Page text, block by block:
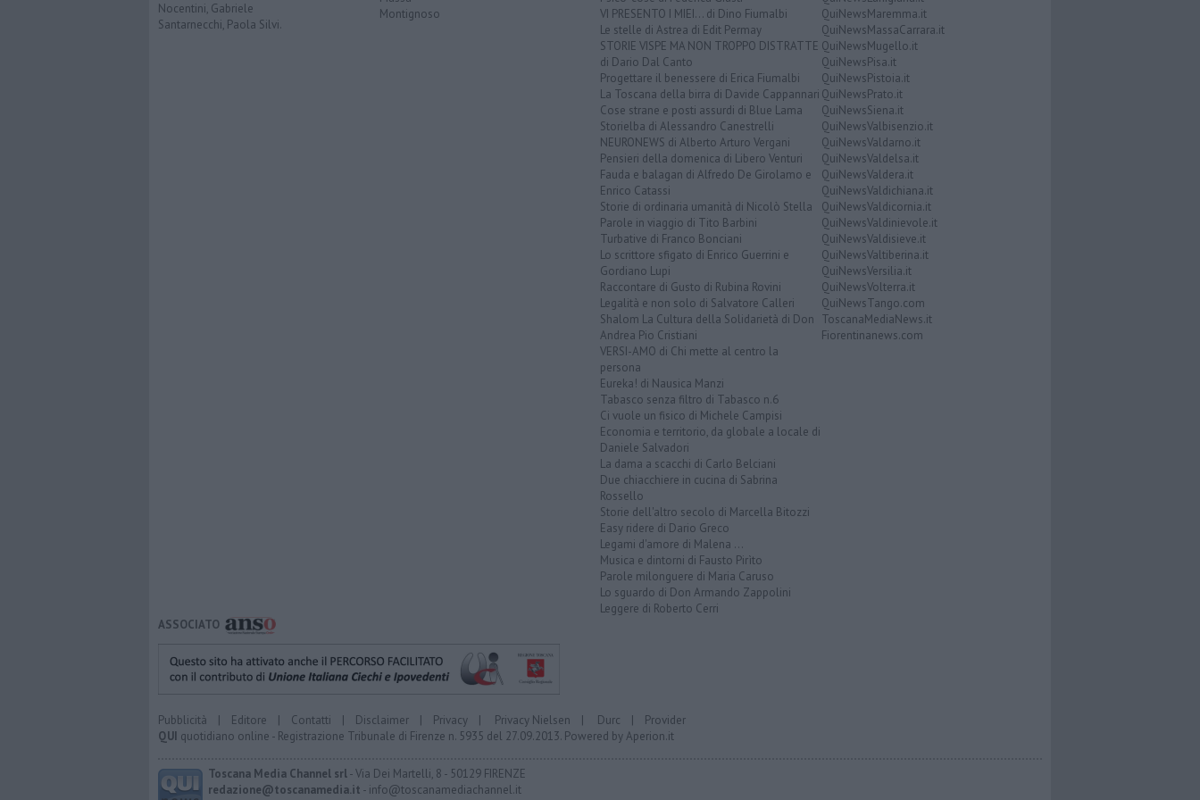
Nocentini, Gabriele
Santarnecchi, Paola Silvi.
Montignoso
VI PRESENTO I MIEI... di Dino Fiumalbi
Le stelle di Astrea di Edit Permay
STORIE VISPE MA NON TROPPO DISTRATTE
di Dario Dal Canto
Progettare il benessere di Erica Fiumalbi
La Toscana della birra di Davide Cappannari
Cose strane e posti assurdi di Blue Lama
Storielba di Alessandro Canestrelli
NEURONEWS di Alberto Arturo Vergani
Pensieri della domenica di Libero Venturi
Fauda e balagan di Alfredo De Girolamo e
Enrico Catassi
Storie di ordinaria umanità di Nicolò Stella
Parole in viaggio di Tito Barbini
Turbative di Franco Bonciani
Lo scrittore sfigato di Enrico Guerrini e
Gordiano Lupi
Raccontare di Gusto di Rubina Rovini
Legalità e non solo di Salvatore Calleri
Shalom La Cultura della Solidarietà di Don
Andrea Pio Cristiani
VERSI-AMO di Chi mette al centro la
persona
Eureka! di Nausica Manzi
Tabasco senza filtro di Tabasco n.6
Ci vuole un fisico di Michele Campisi
Economia e territorio, da globale a locale di
Daniele Salvadori
La dama a scacchi di Carlo Belciani
Due chiacchiere in cucina di Sabrina
Rossello
Storie dell'altro secolo di Marcella Bitozzi
Easy ridere di Dario Greco
Legami d'amore di Malena ...
Musica e dintorni di Fausto Pirìto
Parole milonguere di Maria Caruso
Lo sguardo di Don Armando Zappolini
Leggere di Roberto Cerri
QuiNewsMaremma.it
QuiNewsMassaCarrara.it
QuiNewsMugello.it
QuiNewsPisa.it
QuiNewsPistoia.it
QuiNewsPrato.it
QuiNewsSiena.it
QuiNewsValbisenzio.it
QuiNewsValdarno.it
QuiNewsValdelsa.it
QuiNewsValdera.it
QuiNewsValdichiana.it
QuiNewsValdicornia.it
QuiNewsValdinievole.it
QuiNewsValdisieve.it
QuiNewsValtiberina.it
QuiNewsVersilia.it
QuiNewsVolterra.it
QuiNewsTango.com
ToscanaMediaNews.it
Fiorentinanews.com
ASSOCIATO
Pubblicità | Editore | Contatti | Disclaimer | Privacy | Privacy Nielsen | Durc | Provider
QUI quotidiano online - Registrazione Tribunale di Firenze n. 5935 del 27.09.2013. Powered byAperion.it
Toscana Media Channel srl- Via Dei Martelli, 8 - 50129 FIRENZE
redazione@toscanamedia.it - info@toscanamediachannel.it